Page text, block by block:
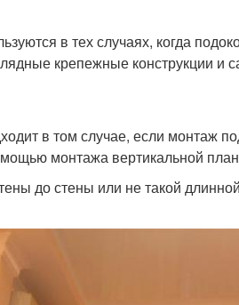
в тех случаях, когда
крепежные конструкции
в том случае, если монтаж
монтажа вертикальной
до стены или не такой